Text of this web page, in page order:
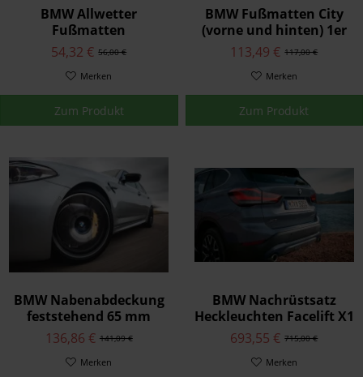
BMW Allwetter
Fußmatten
Gummimatten SPORT
hinten anthrazit / rot
1er F20 / F20 LCI
56,00 €
54,32 €
Merken
Zum Produkt
BMW Fußmatten City
(vorne und hinten) 1er
E87 117,00 €
113,49 €
Merken
Zum Produkt
BMW Nabenabdeckung
feststehend 65 mm
141,09 €
136,86 €
Merken
BMW Nachrüstsatz
Heckleuchten Facelift X1
F48715,00 €
693,55 €
Merken